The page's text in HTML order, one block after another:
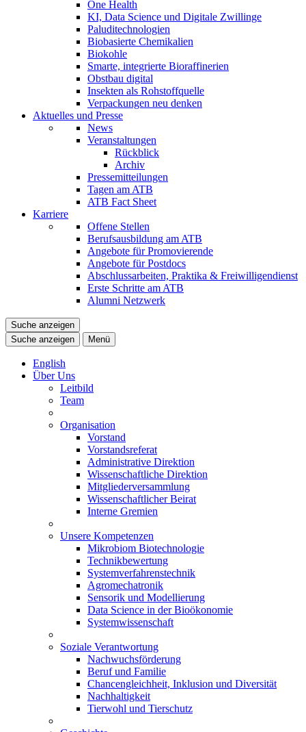
One Health
KI, Data Science und Digitale Zwillinge
Paluditechnologien
Biobasierte Chemikalien
Biokohle
Smarte, integrierte Bioraffinerien
Obstbau digital
Insekten als Rohstoffquelle
Verpackungen neu denken
Aktuelles und Presse
News
Veranstaltungen
Rückblick
Archiv
Pressemitteilungen
Tagen am ATB
ATB Fact Sheet
Karriere
Offene Stellen
Berufsausbildung am ATB
Angebote für Promovierende
Angebote für Postdocs
Abschlussarbeiten, Praktika & Freiwilligendienst
Erste Schritte am ATB
Alumni Netzwerk
Suche anzeigen
Suche anzeigen
Menü
English
Über Uns
Leitbild
Team
Organisation
Vorstand
Vorstandsreferat
Administrative Direktion
Wissenschaftliche Direktion
Mitgliederversammlung
Wissenschaftlicher Beirat
Interne Gremien
Unsere Kompetenzen
Mikrobiom Biotechnologie
Technikbewertung
Systemverfahrenstechnik
Agromechatronik
Sensorik und Modellierung
Data Science in der Bioökonomie
Systemwissenschaft
Soziale Verantwortung
Nachwuchsförderung
Beruf und Familie
Chancengleichheit, Inklusion und Diversität
Nachhaltigkeit
Tierwohl und Tierschutz